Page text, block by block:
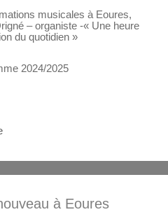
musicales à Eoures,
– organiste -« Une heure
du quotidien »
à Eoures